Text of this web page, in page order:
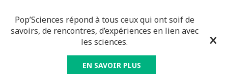
Pop’Sciences répond à tous ceux qui ont soif de
savoirs, de rencontres, d’expériences en lien avec
les sciences.
EN SAVOIR PLUS